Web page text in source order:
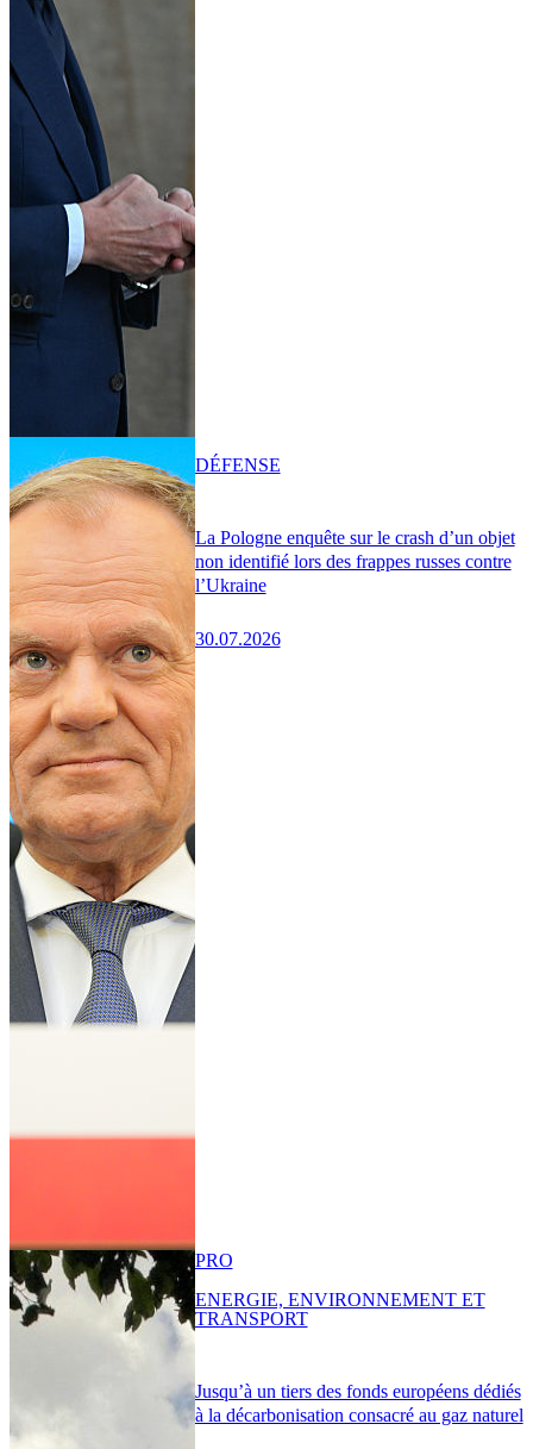
La Pologne enquête sur le crash d’un objet
non identifié lors des frappes russes contre
l’Ukraine
30.07.2026
DÉFENSE
Jusqu’à un tiers des fonds européens dédiés
à la décarbonisation consacré au gaz naturel
PRO
ENERGIE, ENVIRONNEMENT ET
TRANSPORT